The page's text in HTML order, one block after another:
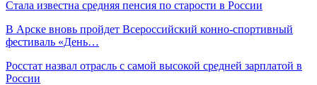
Стала известна средняя пенсия по старости в России
В Арске вновь пройдет Всероссийский конно-спортивный
фестиваль «День…
Росстат назвал отрасль с самой высокой средней зарплатой в
России